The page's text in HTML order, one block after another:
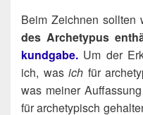
Beim Zeich­nen soll­ten
des Arche­ty­pus
kund­ga­be. Um der
ich, was ich für
was mei­ner
für arche­ty­pisch